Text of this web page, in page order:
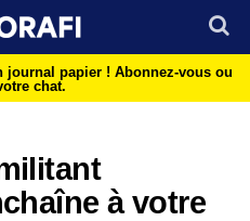
journal papier ! Abonnez-vous ou
chat.
à votre